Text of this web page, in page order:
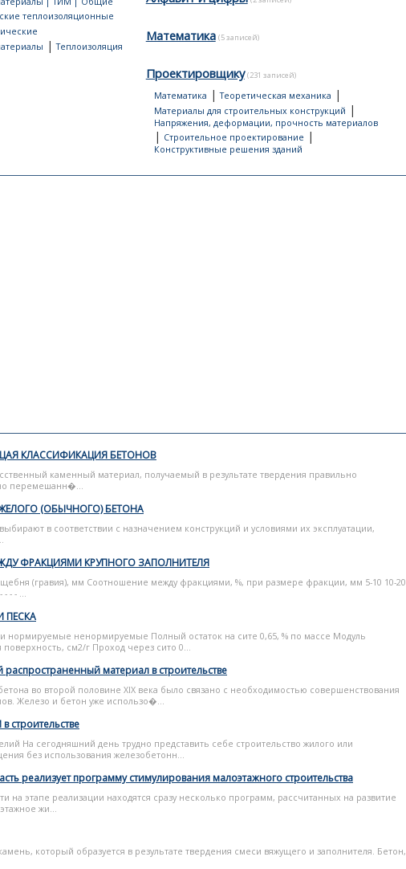
теплоизоляционные
|Теплоизоляция
Математика (5 записей)
Проектировщику (231 записей)
Математика |Теоретическая механика |
Материалы для строительных конструкций |
Напряжения, деформации, прочность материалов
| Строительное проектирование |
Конструктивные решения зданий
КЛАССИФИКАЦИЯ БЕТОНОВ
каменный материал, получаемый в результате твердения правильно
перемешанн�...
(ОБЫЧНОГО) БЕТОНА
в соответствии с назначением конструкций и условиями их эксплуатации,
ФРАКЦИЯМИ КРУПНОГО ЗАПОЛНИТЕЛЯ
(гравия), мм Соотношение между фракциями, %, при размере фракции, мм 5-10 10-20
- - - ...
ПЕСКА
нормируемые ненормируемые Полный остаток на сите 0,65, % по массе Модуль
см2/г Проход через сито 0...
материал в строительстве
во второй половине XIX века было связано с необходимостью совершенствования
Железо и бетон уже использо�...
строительстве
На сегодняшний день трудно представить себе строительство жилого или
без использования железобетонн...
реализует программу стимулирования малоэтажного строительства
на этапе реализации находятся сразу несколько программ, рассчитанных на развитие
жи...
который образуется в результате твердения смеси вяжущего и заполнителя. Бетон,